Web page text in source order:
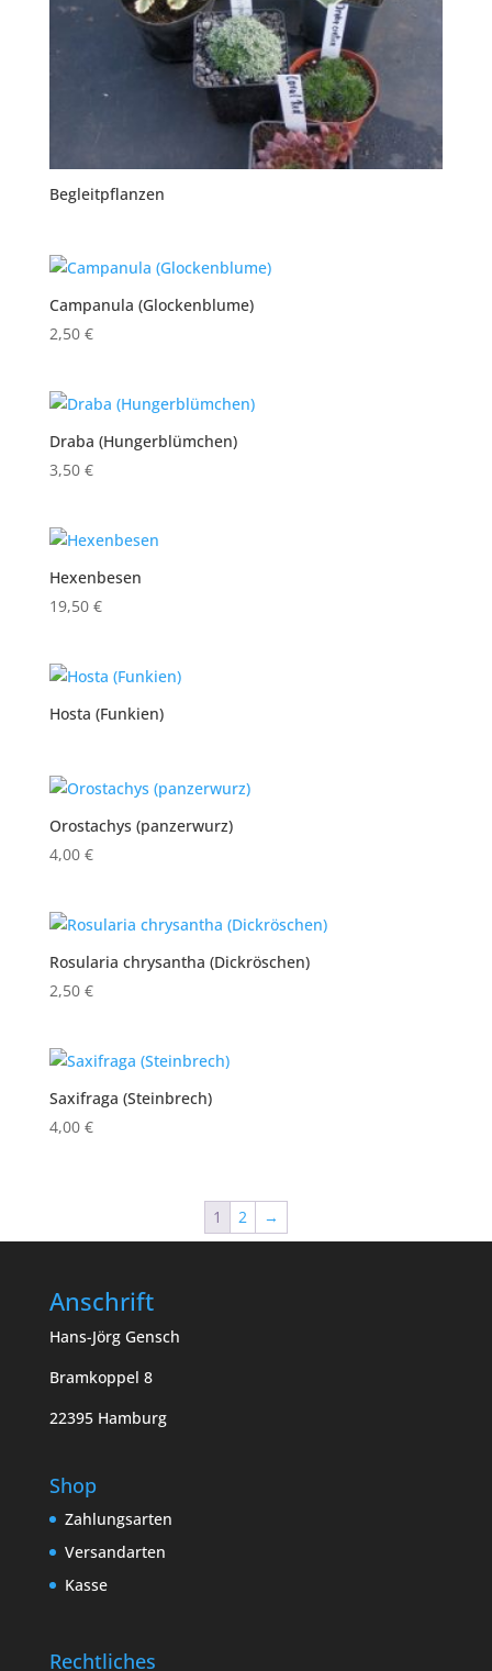
Begleitpflanzen
Campanula (Glockenblume)
2,50 €
Draba (Hungerblümchen)
3,50 €
Hexenbesen
19,50 €
Hosta (Funkien)
Orostachys (panzerwurz)
4,00 €
Rosularia chrysantha (Dickröschen)
2,50 €
Saxifraga (Steinbrech)
4,00 €
1 2 →
Anschrift
Hans-Jörg Gensch
Bramkoppel 8
22395 Hamburg
Shop
Zahlungsarten
Versandarten
Kasse
Rechtliches